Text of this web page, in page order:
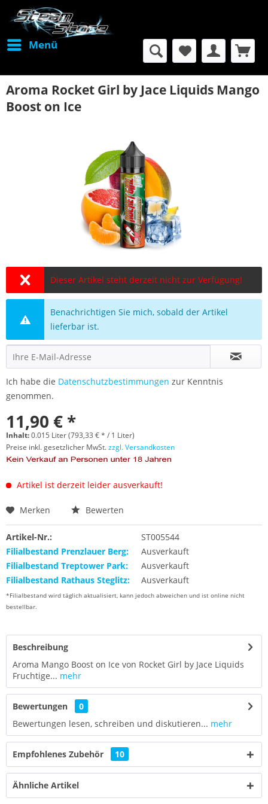
Menü
Aroma Rocket Girl by Jace Liquids Mango
Boost on Ice
Dieser Artikel steht derzeit nicht zur Verfügung!
Benachrichtigen Sie mich, sobald der Artikel
lieferbar ist.
Ich habe die Datenschutzbestimmungen zur Kenntnis
genommen.
11,90 € *
Inhalt:0.015 Liter (793,33 € * / 1 Liter)
Preise inkl. gesetzlicher MwSt.zzgl. Versandkosten
Artikel ist derzeit leider ausverkauft!
Merken Bewerten
Artikel-Nr.:
ST005544
Filialbestand Prenzlauer Berg:
Ausverkauft
Filialbestand Treptower Park:
Ausverkauft
Filialbestand Rathaus Steglitz:
Ausverkauft
*Filialbestand wird täglich aktualisiert, kann jedoch abweichen und ist online nicht
bestellbar.
Beschreibung
Aroma Mango Boost on Ice von Rocket Girl by Jace Liquids
Fruchtige... mehr
Bewertungen
0
Bewertungen lesen, schreiben und diskutieren... mehr
Empfohlenes Zubehör 10
Ähnliche Artikel